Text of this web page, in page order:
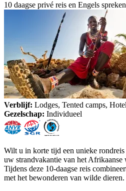
10 daagse privé reis en Engels
Verblijf: Lodges, Tented camps,
Gezelschap: Individueel
Wilt u in korte tijd een unieke
uw strandvakantie van het
Tijdens deze 10-daagse reis
met het bewonderen van wilde dieren.